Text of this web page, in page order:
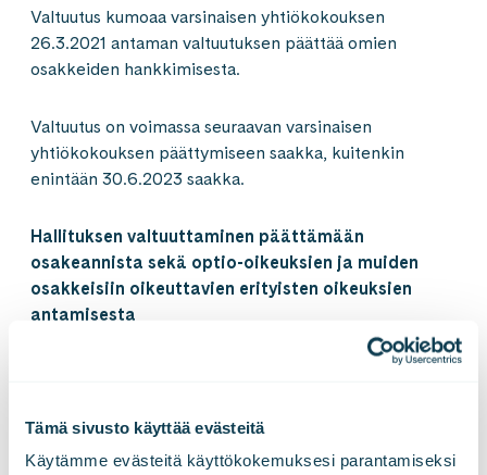
Tämä sivusto käyttää evästeitä
Käytämme evästeitä käyttökokemuksesi parantamiseksi
Valtuutus kumoaa varsinaisen yhtiökokouksen
26.3.2021 antaman valtuutuksen päättää omien
osakkeiden hankkimisesta.
Valtuutus on voimassa seuraavan varsinaisen
yhtiökokouksen päättymiseen saakka, kuitenkin
enintään 30.6.2023 saakka.
Hallituksen valtuuttaminen päättämään
osakeannista sekä optio-oikeuksien ja muiden
osakkeisiin oikeuttavien erityisten oikeuksien
antamisesta
Yhtiökokous päätti valtuuttaa hallituksen päättämään
tarkoittamien optioiden ja muiden osakkeisiin
oikeuttavien erityisten oikeuksien antamisesta